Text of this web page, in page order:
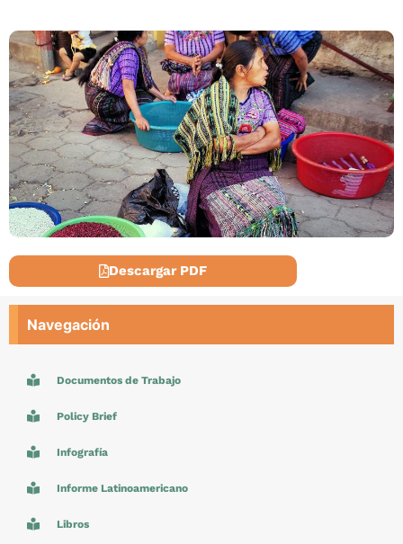
Descargar PDF
Navegación
Documentos de Trabajo
Policy Brief
Infografía
Informe Latinoamericano
Libros